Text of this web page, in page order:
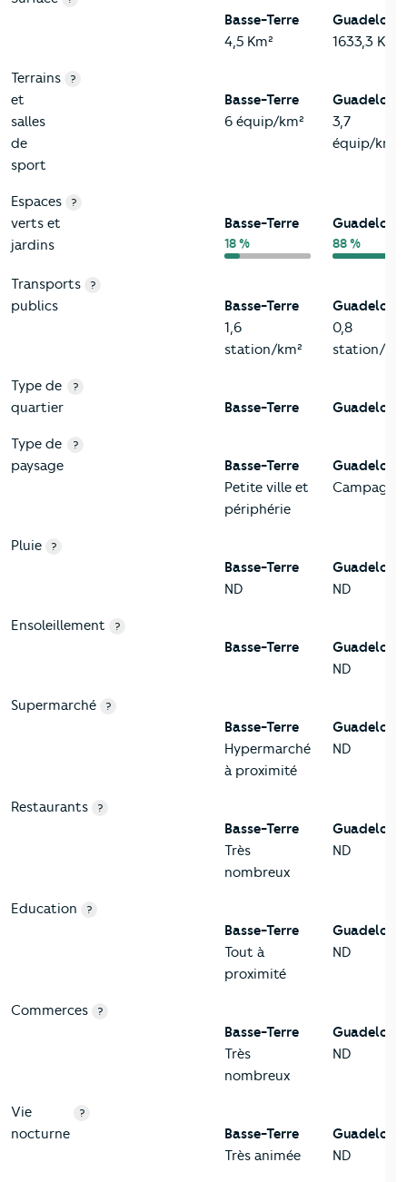
Basse-Terre
4,5 Km²
1633,3 Km²
Terrains
et
salles
de
sport
?
Basse-Terre
6 équip/km²
3,7
équip/km²
Espaces
verts et
jardins
?
Basse-Terre
18 % 88 %
Transports
publics
?
Basse-Terre
1,6
station/km²
0,8
station/
Type de
quartier
?
Basse-Terre
Type de
paysage
?
Basse-Terre
Petite ville et
périphérie
Campagne
Pluie ?
Basse-Terre
ND
ND
Ensoleillement ?
Basse-Terre
ND
Supermarché ?
Basse-Terre
Hypermarché
à proximité
ND
Restaurants ?
Basse-Terre
Très
nombreux
ND
Education ?
Basse-Terre
Tout à
proximité
ND
Commerces ?
Basse-Terre
Très
nombreux
ND
Vie
nocturne
?
Basse-Terre
Très animée
ND